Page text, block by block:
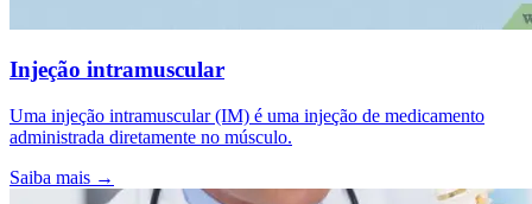
Injeção intramuscular
Uma injeção intramuscular (IM) é uma injeção de medicamento
administrada diretamente no músculo.
Saiba mais →